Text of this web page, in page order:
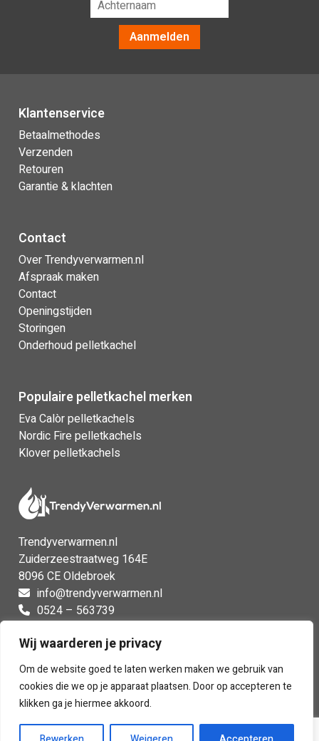
Wij waarderen je privacy
Om de website goed te laten werken maken we gebruik van
cookies die we op je apparaat plaatsen. Door op accepteren te
klikken ga je hiermee akkoord.
Aanmelden
Klantenservice
Betaalmethodes
Verzenden
Retouren
Garantie & klachten
Contact
Over Trendyverwarmen.nl
Afspraak maken
Contact
Openingstijden
Storingen
Onderhoud pelletkachel
Populaire pelletkachel merken
Eva Calòr pelletkachels
Nordic Fire pelletkachels
Klover pelletkachels
Trendyverwarmen.nl
Zuiderzeestraatweg 164E
8096 CE Oldebroek
info@trendyverwarmen.nl
0524 – 563739
Facebook
Instagram